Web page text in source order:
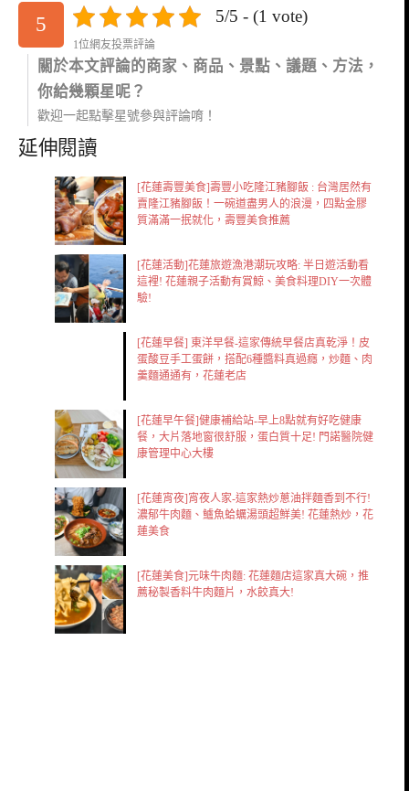
5 5/5 - (1 vote)
1位網友投票評論
關於本文評論的商家、商品、景點、議題、方法，
你給幾顆星呢？
歡迎一起點擊星號參與評論唷！
延伸閱讀
[花蓮壽豐美食]壽豐小吃隆江豬腳飯 : 台灣居然有
賣隆江豬腳飯！一碗道盡男人的浪漫，四點金膠
質滿滿一抿就化，壽豐美食推薦
[花蓮活動]花蓮旅遊漁港潮玩攻略: 半日遊活動看
這裡! 花蓮親子活動有賞鯨、美食料理DIY一次體
驗!
[花蓮早餐] 東洋早餐-這家傳統早餐店真乾淨！皮
蛋酸豆手工蛋餅，搭配6種醬料真過癮，炒麵、肉
羹麵通通有，花蓮老店
[花蓮早午餐]健康補給站-早上8點就有好吃健康
餐，大片落地窗很舒服，蛋白質十足! 門諾醫院健
康管理中心大樓
[花蓮宵夜]宵夜人家-這家熱炒蔥油拌麵香到不行!
濃郁牛肉麵、鱸魚蛤蠣湯頭超鮮美! 花蓮熱炒，花
蓮美食
[花蓮美食]元味牛肉麵: 花蓮麵店這家真大碗，推
薦秘製香料牛肉麵片，水餃真大!